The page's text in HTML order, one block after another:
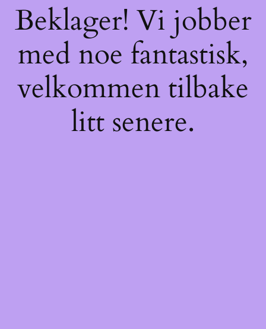
Beklager! Vi jobber
med noe fantastisk,
velkommen tilbake
litt senere.